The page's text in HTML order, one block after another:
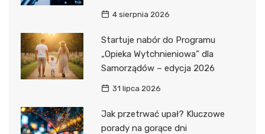
4 sierpnia 2026
Startuje nabór do Programu
„Opieka Wytchnieniowa” dla
Samorządów – edycja 2026
31 lipca 2026
Jak przetrwać upał? Kluczowe
porady na gorące dni